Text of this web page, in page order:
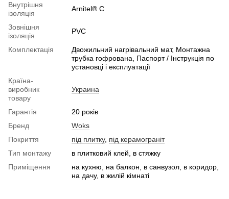
Внутрішня
ізоляція
Arnitel® С
Зовнішня
ізоляція
PVС
Комплектація
Двожильний нагрівальний мат, Монтажна
трубка гофрована, Паспорт / Інструкція по
установці і експлуатації
Країна-
виробник
товару
Украина
Гарантія
20 років
Бренд
Woks
Покриття
під плитку, під керамограніт
Тип монтажу
в плитковий клей, в стяжку
Приміщення
на кухню, на балкон, в санвузол, в коридор,
на дачу, в жилій кімнаті